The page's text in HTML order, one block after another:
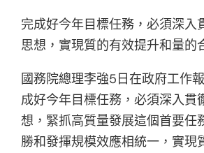
完成好今年目標任務，必須深入
思想，實現質的有效提升和量的
國務院總理李強5日在政府工作
成好今年目標任務，必須深入貫
想，緊抓高質量發展這個首要任
勝和發揮規模效應相統一，實現